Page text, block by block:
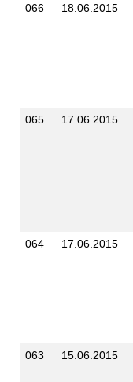
066
18.06.2015
065
17.06.2015
064
17.06.2015
063
15.06.2015